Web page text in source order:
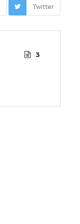
Twitter
3